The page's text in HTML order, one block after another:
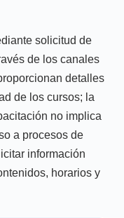
solicitud de
de los canales
detalles
de los cursos; la
no implica
a procesos de
información
horarios y